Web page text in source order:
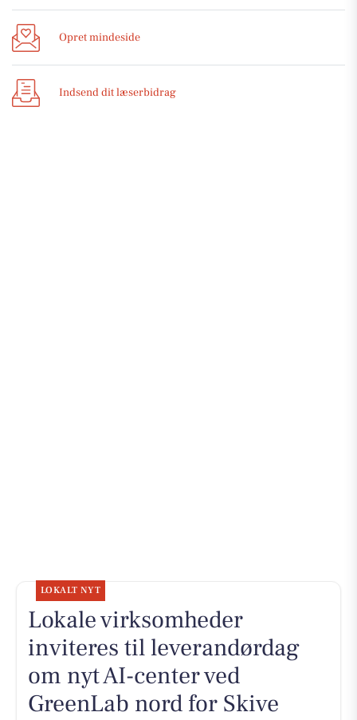
Opret mindeside
Indsend dit læserbidrag
LOKALT NYT
Lokale virksomheder
inviteres til leverandørdag
om nyt AI-center ved
GreenLab nord for Skive